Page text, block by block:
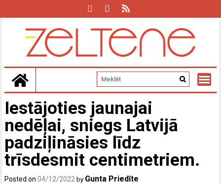
Iestājoties jaunajai
nedēļai, sniegs Latvijā
padziļināsies līdz
trīsdesmit centimetriem.
Posted on04/12/2022 by Gunta Priedīte